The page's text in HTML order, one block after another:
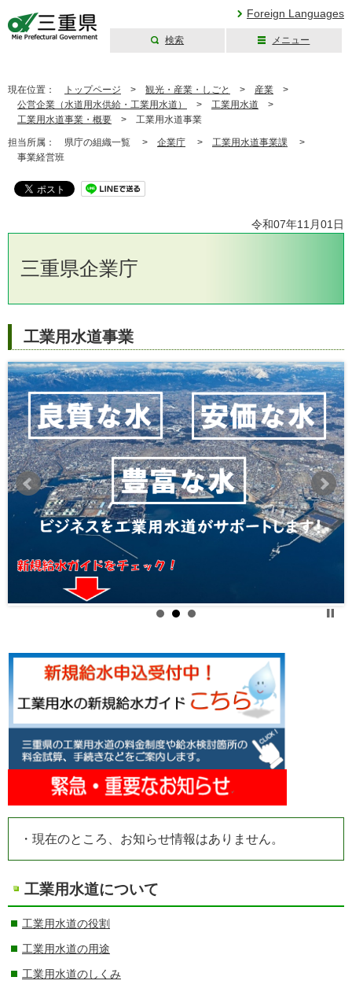
Foreign Languages
検索 メニュー
現在位置： トップページ > 観光・産業・しごと > 産業 >
公営企業（水道用水供給・工業用水道）
> 工業用水道 >
工業用水道事業・概要 > 工業用水道事業
担当所属： 県庁の組織一覧 > 企業庁 > 工業用水道事業課 >
事業経営班
令和07年11月01日
三重県企業庁
工業用水道事業
・現在のところ、お知らせ情報はありません。
工業用水道について
工業用水道の役割
工業用水道の用途
工業用水道のしくみ